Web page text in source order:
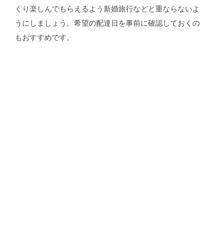
くり楽しんでもらえるよう新婚旅行などと重ならないよ
うにしましょう。希望の配達日を事前に確認しておくの
もおすすめです。